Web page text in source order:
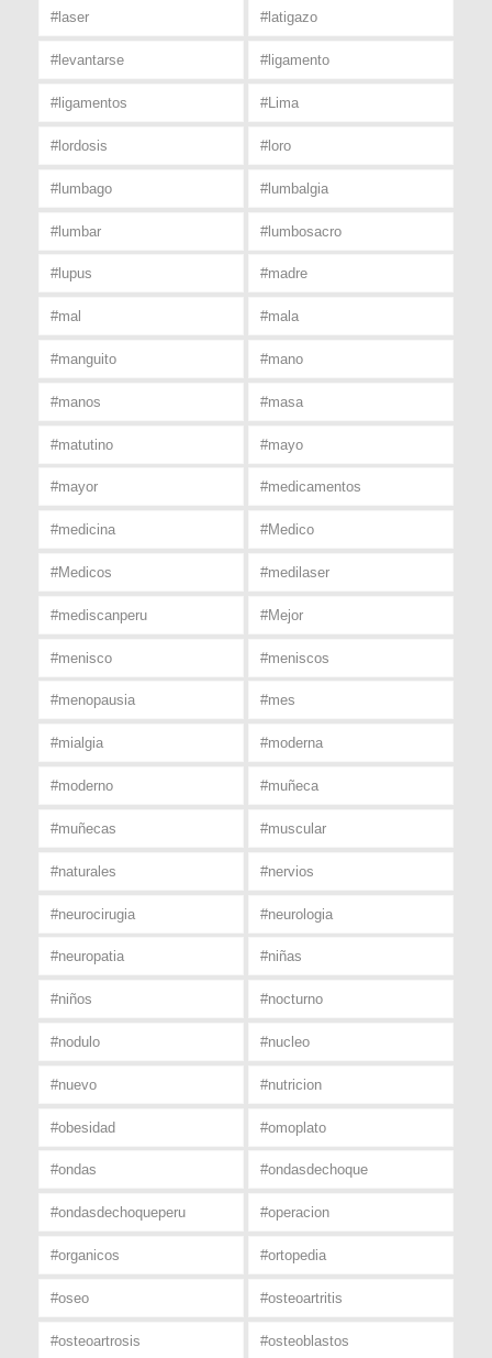
#laser #latigazo
#levantarse #ligamento
#ligamentos #Lima
#lordosis #loro
#lumbago #lumbalgia
#lumbar #lumbosacro
#lupus #madre
#mal #mala
#manguito #mano
#manos #masa
#matutino #mayo
#mayor #medicamentos
#medicina #Medico
#Medicos #medilaser
#mediscanperu #Mejor
#menisco #meniscos
#menopausia #mes
#mialgia #moderna
#moderno #muñeca
#muñecas #muscular
#naturales #nervios
#neurocirugia #neurologia
#neuropatia #niñas
#niños #nocturno
#nodulo #nucleo
#nuevo #nutricion
#obesidad #omoplato
#ondas #ondasdechoque
#ondasdechoqueperu #operacion
#organicos #ortopedia
#oseo #osteoartritis
#osteoartrosis #osteoblastos